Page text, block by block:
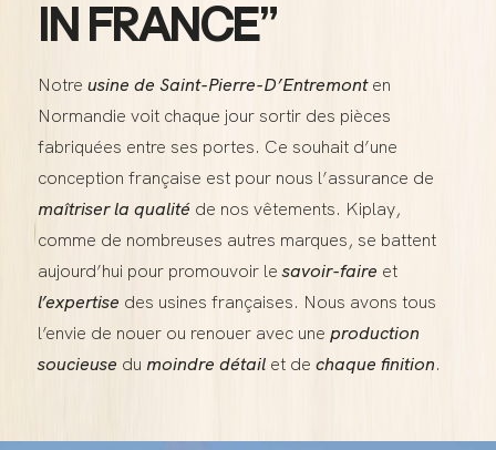
IN FRANCE”
Notre usine de Saint-Pierre-D’Entremonten
Normandie voit chaque jour sortir des pièces
fabriquées entre ses portes. Ce souhait d’une
conception française est pour nous l’assurance de
maîtriser la qualitéde nos vêtements. Kiplay,
comme de nombreuses autres marques, se battent
aujourd’hui pour promouvoir lesavoir-faire et
l’expertise des usines françaises. Nous avons tous
l’envie de nouer ou renouer avec une production
soucieuse du moindre détailet de chaque finition.